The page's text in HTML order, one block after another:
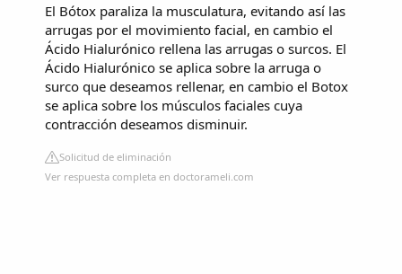
El Bótox paraliza la musculatura, evitando así las
arrugas por el movimiento facial, en cambio el
Ácido Hialurónico rellena las arrugas o surcos. El
Ácido Hialurónico se aplica sobre la arruga o
surco que deseamos rellenar, en cambio el Botox
se aplica sobre los músculos faciales cuya
contracción deseamos disminuir.
Solicitud de eliminación
Ver respuesta completa en doctorameli.com